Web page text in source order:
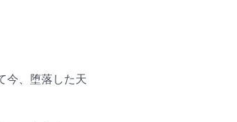
今、堕落した天